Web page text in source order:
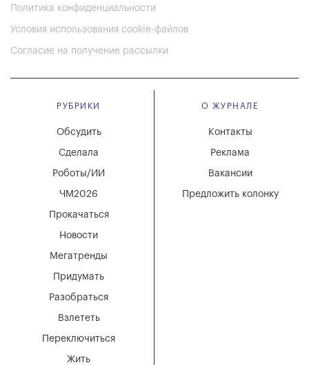
Политика конфиденциальности
Условия использования cookie-файлов
Согласие на получение рассылки
РУБРИКИ
Мегатренды
Придумать
Разобраться
Взлететь
Новости
Переключиться
Жить
Обсудить
Сделала
Роботы/ИИ
ЧМ2026
Прокачаться
О ЖУРНАЛЕ
Вакансии
Реклама
Контакты
Предложить колонку